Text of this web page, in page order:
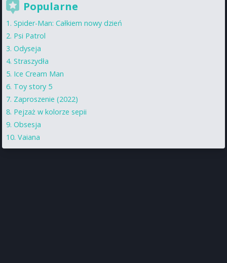
Popularne
Spider-Man: Całkiem nowy dzień
Psi Patrol
Odyseja
Straszydła
Ice Cream Man
Toy story 5
Zaproszenie (2022)
Pejzaż w kolorze sepii
Obsesja
Vaiana